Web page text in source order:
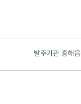
발주기관 흥해읍